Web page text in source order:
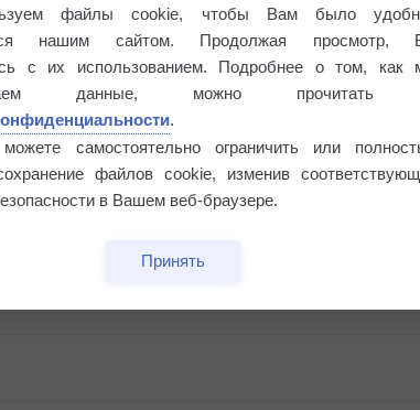
файлы cookie, чтобы Вам было
нашим сайтом. Продолжая просмотр,
с их использованием. Подробнее о том, как
данные, можно прочитать
.
самостоятельно ограничить или
файлов cookie, изменив
в Вашем веб-браузере.
Принять